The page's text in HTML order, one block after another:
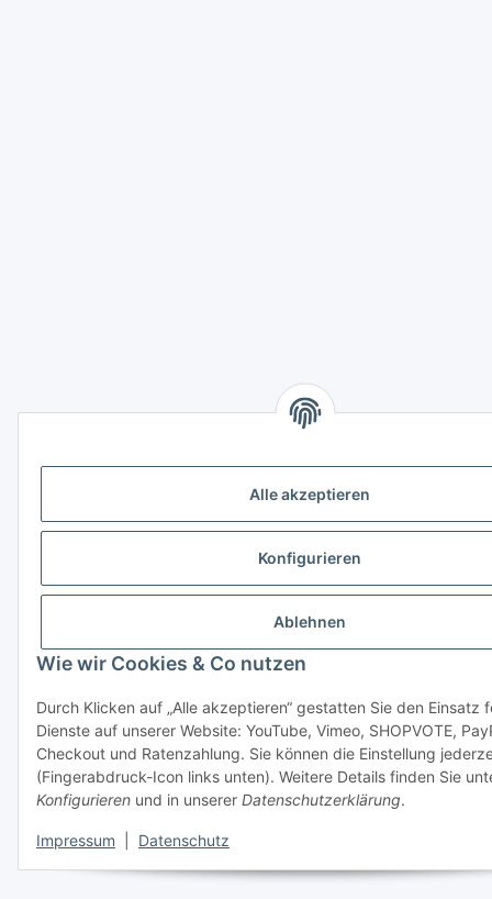
Alle akzeptieren
Konfigurieren
Ablehnen
Wie wir Cookies & Co nutzen
Durch Klicken auf „Alle akzeptieren“ gestatten Sie den Einsatz
Dienste auf unserer Website: YouTube, Vimeo, SHOPVOTE,
Checkout und Ratenzahlung. Sie können die Einstellung
(Fingerabdruck-Icon links unten). Weitere Details finden Sie
Konfigurieren und in unserer Datenschutzerklärung.
Impressum Datenschutz